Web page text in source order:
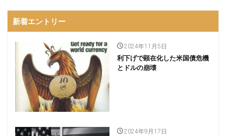
新着エントリー
2024年11月5日
利下げで顕在化した米国債危機
とドルの崩壊
2024年9月17日